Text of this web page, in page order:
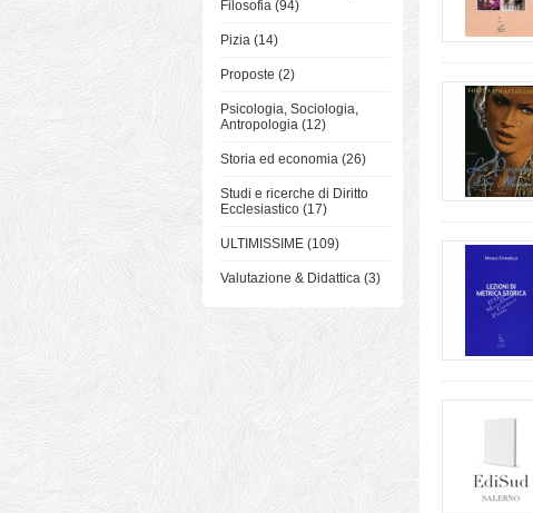
Filosofia (94)
Pizia (14)
Proposte (2)
Psicologia, Sociologia,
Antropologia (12)
Storia ed economia (26)
Studi e ricerche di Diritto
Ecclesiastico (17)
ULTIMISSIME (109)
Valutazione & Didattica (3)